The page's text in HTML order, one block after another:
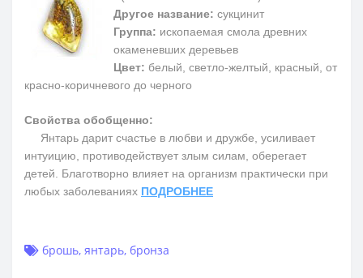
Другое название: сукцинит
Группа: ископаемая смола древних
окаменевших деревьев
Цвет: белый, светло-желтый, красный, от
красно-коричневого до черного
Свойства обобщенно:
Янтарь дарит счастье в любви и дружбе, усиливает
интуицию, противодействует злым силам, оберегает
детей. Благотворно влияет на организм практически при
любых заболеваниях ПОДРОБНЕЕ
брошь, янтарь, бронза